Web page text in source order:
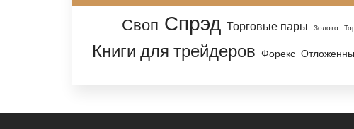
Своп Спрэд Торговые пары Золото
Книги для трейдеров Форекс